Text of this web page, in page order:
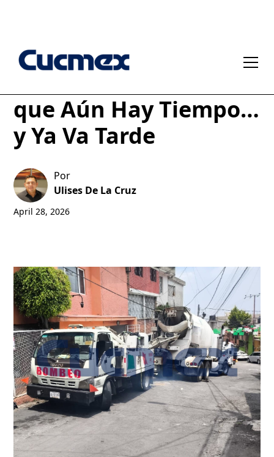
que Aún Hay Tiempo…
y Ya Va Tarde
Por
Ulises De La Cruz
April 28, 2026